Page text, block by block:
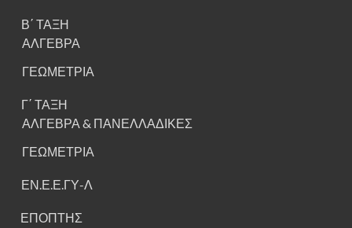
Β΄ ΤΑΞΗ
ΑΛΓΕΒΡΑ
ΓΕΩΜΕΤΡΙΑ
Γ΄ ΤΑΞΗ
ΑΛΓΕΒΡΑ & ΠΑΝΕΛΛΑΔΙΚΕΣ
ΓΕΩΜΕΤΡΙΑ
ΕΝ.Ε.Ε.ΓΥ-Λ
ΕΠΟΠΤΗΣ